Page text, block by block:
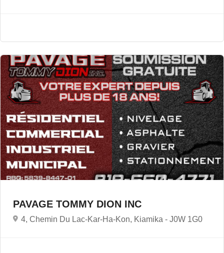
PAVAGE TOMMY DION INC
4, Chemin Du Lac-Kar-Ha-Kon, Kiamika - J0W 1G0